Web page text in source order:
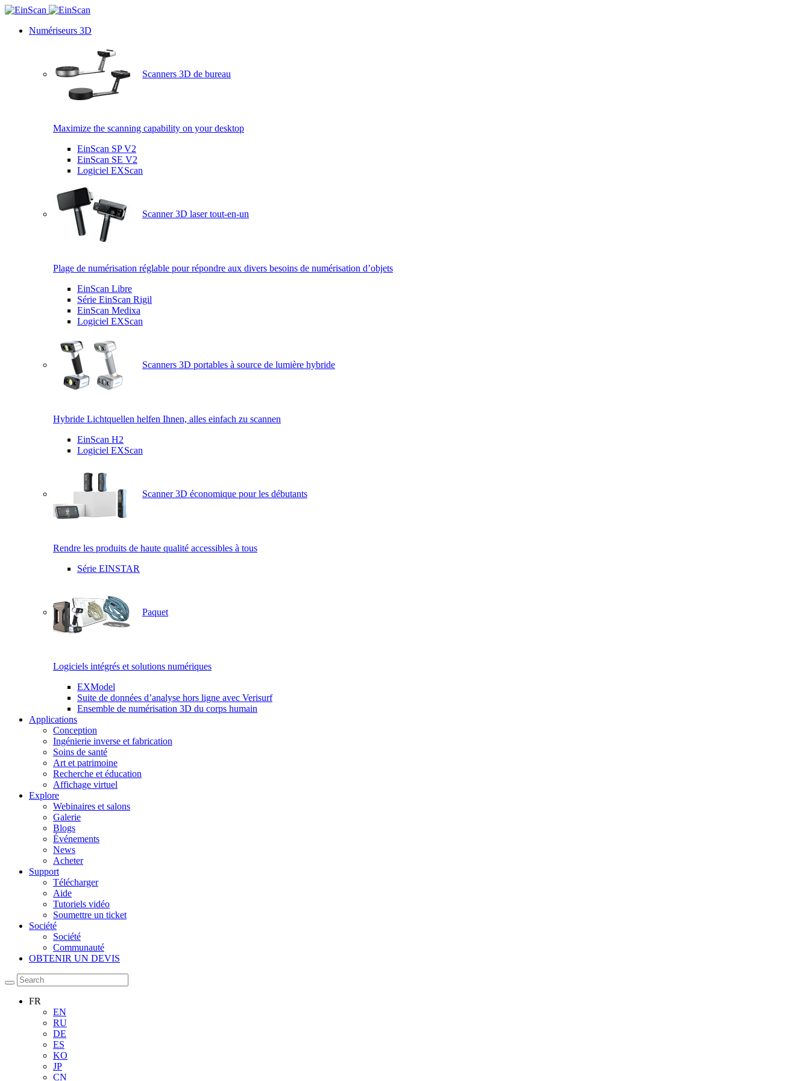
Numériseurs 3D
Scanners 3D de bureau
Maximize the scanning capability on your desktop
EinScan SP V2
EinScan SE V2
Logiciel EXScan
Scanner 3D laser tout-en-un
Plage de numérisation réglable pour répondre aux divers besoins de numérisation d’objets
EinScan Libre
Série EinScan Rigil
EinScan Medixa
Logiciel EXScan
Scanners 3D portables à source de lumière hybride
Hybride Lichtquellen helfen Ihnen, alles einfach zu scannen
EinScan H2
Logiciel EXScan
Scanner 3D économique pour les débutants
Rendre les produits de haute qualité accessibles à tous
Série EINSTAR
Paquet
Logiciels intégrés et solutions numériques
EXModel
Suite de données d’analyse hors ligne avec Verisurf
Ensemble de numérisation 3D du corps humain
Applications
Conception
Ingénierie inverse et fabrication
Soins de santé
Art et patrimoine
Recherche et éducation
Affichage virtuel
Explore
Webinaires et salons
Galerie
Blogs
Événements
News
Acheter
Support
Télécharger
Aide
Tutoriels vidéo
Soumettre un ticket
Société
Société
Communauté
OBTENIR UN DEVIS
FR
EN
RU
DE
ES
KO
JP
CN